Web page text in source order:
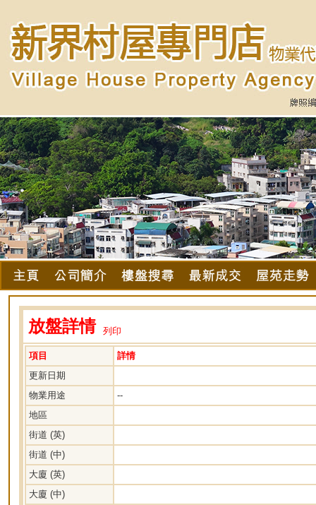
放盤詳情 列印
項目
詳情
更新日期
物業用途
--
地區
街道 (英)
街道 (中)
大廈 (英)
大廈 (中)